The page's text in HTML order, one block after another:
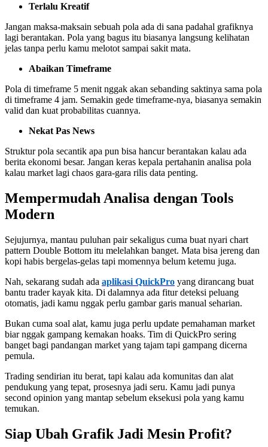
Terlalu Kreatif
Jangan maksa-maksain sebuah pola ada di sana padahal grafiknya
lagi berantakan. Pola yang bagus itu biasanya langsung kelihatan
jelas tanpa perlu kamu melotot sampai sakit mata.
Abaikan Timeframe
Pola di timeframe 5 menit nggak akan sebanding saktinya sama pola
di timeframe 4 jam. Semakin gede timeframe-nya, biasanya semakin
valid dan kuat probabilitas cuannya.
Nekat Pas News
Struktur pola secantik apa pun bisa hancur berantakan kalau ada
berita ekonomi besar. Jangan keras kepala pertahanin analisa pola
kalau market lagi chaos gara-gara rilis data penting.
Mempermudah Analisa dengan Tools
Modern
Sejujurnya, mantau puluhan pair sekaligus cuma buat nyari chart
pattern Double Bottom itu melelahkan banget. Mata bisa jereng dan
kopi habis bergelas-gelas tapi momennya belum ketemu juga.
Nah, sekarang sudah ada aplikasi QuickPro yang dirancang buat
bantu trader kayak kita. Di dalamnya ada fitur deteksi peluang
otomatis, jadi kamu nggak perlu gambar garis manual seharian.
Bukan cuma soal alat, kamu juga perlu update pemahaman market
biar nggak gampang kemakan hoaks. Tim di QuickPro sering
banget bagi pandangan market yang tajam tapi gampang dicerna
pemula.
Trading sendirian itu berat, tapi kalau ada komunitas dan alat
pendukung yang tepat, prosesnya jadi seru. Kamu jadi punya
second opinion yang mantap sebelum eksekusi pola yang kamu
temukan.
Siap Ubah Grafik Jadi Mesin Profit?